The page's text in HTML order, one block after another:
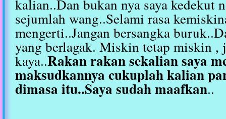
kalian..Dan bukan nya saya kedekut
sejumlah wang..Selami rasa
mengerti..Jangan bersangka
yang berlagak. Miskin tetap miskin ,
kaya..Rakan rakan sekalian saya
maksudkannya cukuplah kalian
dimasa itu..Saya sudah maafkan..